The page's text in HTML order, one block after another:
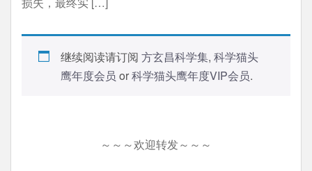
继续阅读请订阅 方玄昌科学集, 科学猫头
鹰年度会员 or科学猫头鹰年度VIP会员.
～～～欢迎转发～～～